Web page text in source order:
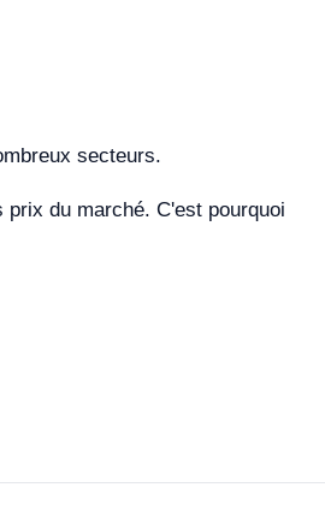
secteurs.
du marché. C'est pourquoi